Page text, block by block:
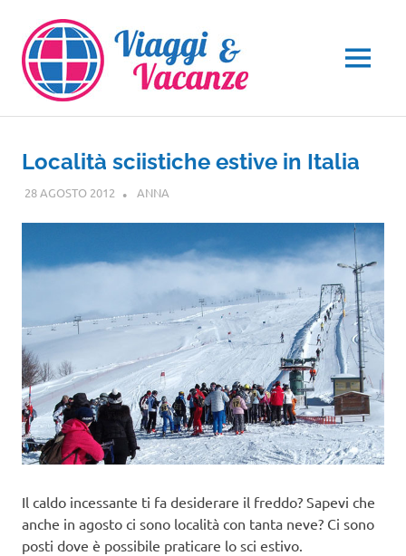
contenuto
MENU
Località sciistiche estive in Italia
28 AGOSTO 2012 ANNA
Il caldo incessante ti fa desiderare il freddo? Sapevi che
anche in agosto ci sono località con tanta neve? Ci sono
posti dove è possibile praticare lo sci estivo.